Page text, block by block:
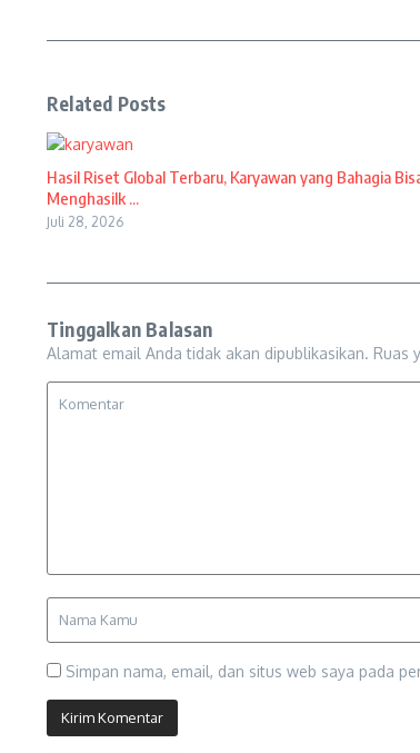
Related Posts
Hasil Riset Global Terbaru, Karyawan yang Bahagia
Menghasilk ...
Juli 28, 2026
Tinggalkan Balasan
Alamat email Anda tidak akan dipublikasikan. Ruas
Simpan nama, email, dan situs web saya pada